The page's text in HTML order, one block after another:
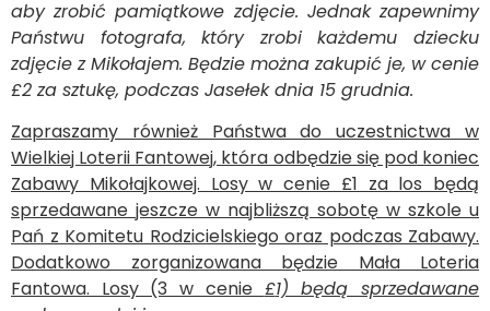
aby zrobić pamiątkowe zdjęcie. Jednak zapewnimy
Państwu fotografa, który zrobi każdemu dziecku
zdjęcie z Mikołajem. Będzie można zakupić je, w cenie
£2 za sztukę, podczas Jasełek dnia 15 grudnia.
Zapraszamy również Państwa do uczestnictwa w
Wielkiej Loterii Fantowej, która odbędzie się pod koniec
Zabawy Mikołajkowej. Losy w cenie £1 za los będą
sprzedawane jeszcze w najbliższą sobotę w szkole u
Pań z Komitetu Rodzicielskiego oraz podczas Zabawy.
Dodatkowo zorganizowana będzie Mała Loteria
Fantowa. Losy (3 w cenie £1) będą sprzedawane